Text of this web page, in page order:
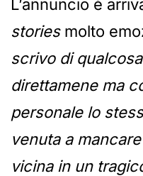
L’annuncio è
storiesmolto
scrivo di
direttamene ma
personale lo
venuta a
vicina in un